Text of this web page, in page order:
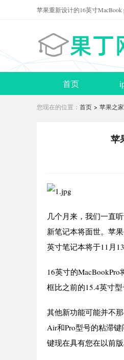
苹果重新设计的16英寸
首页
您现在的位置： 首页 > 苹果之家
苹
几个月来，我们一直
新笔记本将面世。苹
英寸笔记本将于11月
16英寸的
框比之前的15.4英寸型
其他新功能可能并不
Air和Pro型号的粘滞
键现在具有您在以前版